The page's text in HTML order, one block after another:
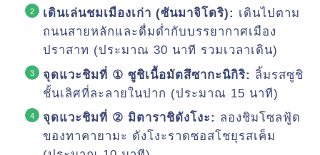
เดินเล่นชมเมืองเก่า (ซันมาจิโดริ): เดินไปตาม
ถนนสายหลักและดื่มด่ำกับบรรยากาศเมือง
ปราสาท (ประมาณ 30 นาที รวมเวลาเดิน)
จุดแวะชิมที่ ① ซูชิเนื้อมัตสึซากะนิกิริ: ลิ้มรสซูชิ
ชั้นเลิศที่ละลายในปาก (ประมาณ 15 นาที)
จุดแวะชิมที่ ② มิตาราชิดังโงะ: ลองชิมโซลฟู้ด
ของทาคายามะ ดังโงะราดซอสโชยุรสเค็ม